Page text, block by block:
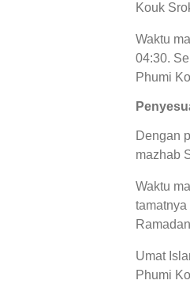
Kouk
Waktu
04:30.
Phumi
Dengan
mazhab
Waktu
Umat
Phumi